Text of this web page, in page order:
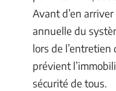
Avant d’en
annuelle du
lors de l’entretien
prévient
sécurité de tous.